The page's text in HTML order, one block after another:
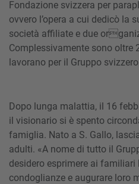
Fondazione svizzera per
ovvero l’opera a cui dedicò la
società affiliate e due
Complessivamente sono oltre
lavorano per il Gruppo
Dopo lunga malattia, il 16
il visionario si è spento
famiglia. Nato a S. Gallo,
adulti. «A nome di tutto il
desidero esprimere ai familiari
condoglianze e augurare loro